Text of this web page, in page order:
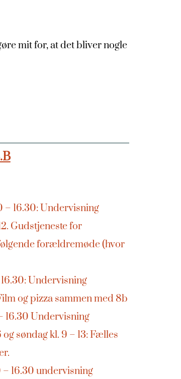
mit for, at det bliver nogle
– 16.30: Undervisning
Gudstjeneste for
forældremøde (hvor
Undervisning
og pizza sammen med 8b
16.30 Undervisning
søndag kl. 9 – 13: Fælles
16.30 undervisning